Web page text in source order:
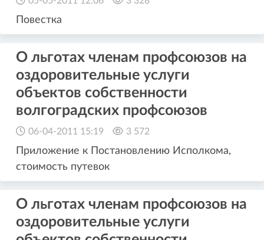
Повестка
О льготах членам профсоюзов на
оздоровительные услуги
объектов собственности
волгоградских профсоюзов
06-04-2011 15:19 3 572
Приложение к Постановлению Исполкома,
стоимость путевок
О льготах членам профсоюзов на
оздоровительные услуги